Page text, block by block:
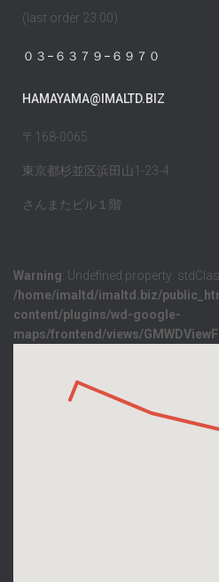
(last order 23:00)
０３−６３７９−６９７０
HAMAYAMA@IMALTD.BIZ
〒168-0065
東京都杉並区浜田山1-23-4
さんまたビル１階
Warning: Undefined property:
/home/imaltd/imaltd.biz/
content/plugins/wd-google-
maps/frontend/views/